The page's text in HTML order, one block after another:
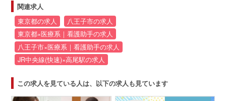
関連求人
東京都の求人
八王子市の求人
東京都×医療系｜看護助手の求人
八王子市×医療系｜看護助手の求人
JR中央線(快速)×高尾駅の求人
この求人を見ている人は、以下の求人も見ています